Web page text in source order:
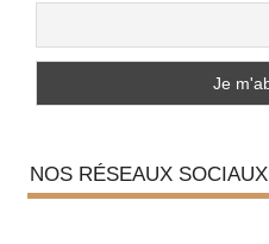
NOS RÉSEAUX SOCIAUX